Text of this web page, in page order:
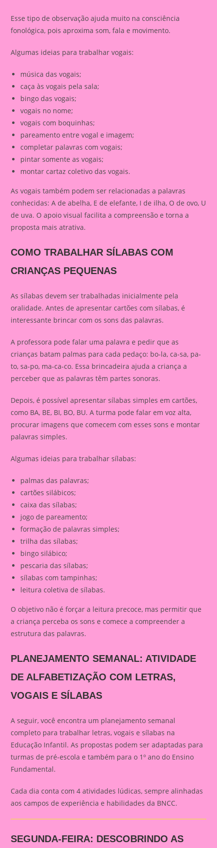
Esse tipo de observação ajuda muito na consciência
fonológica, pois aproxima som, fala e movimento.
Algumas ideias para trabalhar vogais:
música das vogais;
caça às vogais pela sala;
bingo das vogais;
vogais no nome;
vogais com boquinhas;
pareamento entre vogal e imagem;
completar palavras com vogais;
pintar somente as vogais;
montar cartaz coletivo das vogais.
As vogais também podem ser relacionadas a palavras
conhecidas: A de abelha, E de elefante, I de ilha, O de ovo, U
de uva. O apoio visual facilita a compreensão e torna a
proposta mais atrativa.
COMO TRABALHAR SÍLABAS COM
CRIANÇAS PEQUENAS
As sílabas devem ser trabalhadas inicialmente pela
oralidade. Antes de apresentar cartões com sílabas, é
interessante brincar com os sons das palavras.
A professora pode falar uma palavra e pedir que as
crianças batam palmas para cada pedaço: bo-la, ca-sa, pa-
to, sa-po, ma-ca-co. Essa brincadeira ajuda a criança a
perceber que as palavras têm partes sonoras.
Depois, é possível apresentar sílabas simples em cartões,
como BA, BE, BI, BO, BU. A turma pode falar em voz alta,
procurar imagens que comecem com esses sons e montar
palavras simples.
Algumas ideias para trabalhar sílabas:
palmas das palavras;
cartões silábicos;
caixa das sílabas;
jogo de pareamento;
formação de palavras simples;
trilha das sílabas;
bingo silábico;
pescaria das sílabas;
sílabas com tampinhas;
leitura coletiva de sílabas.
O objetivo não é forçar a leitura precoce, mas permitir que
a criança perceba os sons e comece a compreender a
estrutura das palavras.
PLANEJAMENTO SEMANAL: ATIVIDADE
DE ALFABETIZAÇÃO COM LETRAS,
VOGAIS E SÍLABAS
A seguir, você encontra um planejamento semanal
completo para trabalhar letras, vogais e sílabas na
Educação Infantil. As propostas podem ser adaptadas para
turmas de pré-escola e também para o 1º ano do Ensino
Fundamental.
Cada dia conta com 4 atividades lúdicas, sempre alinhadas
aos campos de experiência e habilidades da BNCC.
SEGUNDA-FEIRA: DESCOBRINDO AS